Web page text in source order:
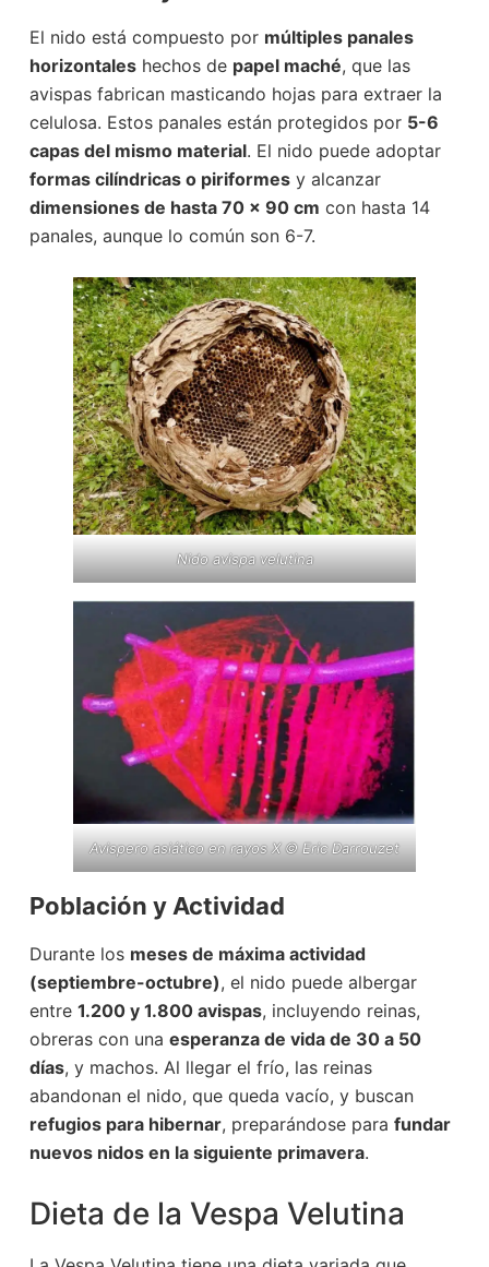
El nido está compuesto por múltiples panales
horizontaleshechos de papel maché, que las
avispas fabrican masticando hojas para extraer la
celulosa. Estos panales están protegidos por 5-6
capas del mismo material. El nido puede adoptar
formas cilíndricas o piriformesy alcanzar
dimensiones de hasta 70 x 90 cm con hasta 14
panales, aunque lo común son 6-7.
Nido avispa velutina
Avispero asiático en rayos X © Eric Darrouzet
Población y Actividad
Durante los meses de máxima actividad
(septiembre-octubre), el nido puede albergar
entre 1.200 y 1.800 avispas, incluyendo reinas,
obreras con una esperanza de vida de 30 a 50
días, y machos. Al llegar el frío, las reinas
abandonan el nido, que queda vacío, y buscan
refugios para hibernar, preparándose para fundar
nuevos nidos en la siguiente primavera.
Dieta de la Vespa Velutina